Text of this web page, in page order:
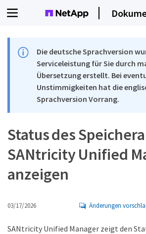
Die deutsche Sprachversion
Serviceleistung für Sie durch
Übersetzung erstellt. Bei
Unstimmigkeiten hat die
Sprachversion Vorrang.
Status des
SANtricity Unified
anzeigen
03/17/2026 Änderungen
SANtricity Unified Manager zeigt den